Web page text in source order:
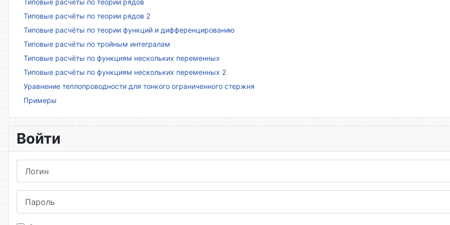
Типовые расчёты по теории рядов 2
Типовые расчёты по теории функций и дифференцированию
Типовые расчёты по тройным интегралам
Типовые расчёты по функциям нескольких переменных
Типовые расчёты по функциям нескольких переменных 2
Уравнение теплопроводности для тонкого ограниченного стержня
Примеры
Войти